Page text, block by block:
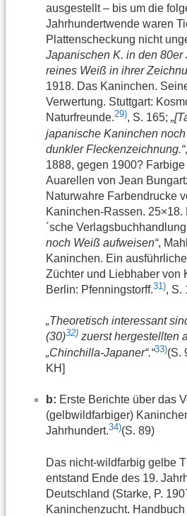
ausgestellt – bis um die
Jahrhundertwende waren
Plattenscheckung nicht
Japanischen K. in den 80er
reines Weiß in ihrer
1918. Das Kaninchen.
Verwertung. Stuttgart:
Naturfreunde.29), S. 165;
japanische Kaninchen
dunkler Fleckenzeichnung.“
1888, gegen 1900?
Auarellen von Jean
Naturwahre Farbendrucke
Kaninchen-Rassen. 25×18.
´sche
noch Weiß aufweisen“,
Kaninchen. Ein
Züchter und Liebhaber von
Berlin: Pfenningstorff.31), S.
„Theoretisch interessant
(30)32) zuerst hergestellten
„Chinchilla-Japaner“.“33)(S.
KH]
b: Erste Berichte über das
(gelbwildfarbiger)
Jahrhundert.34)(S. 89)
Das nicht-wildfarbig gelbe
entstand Ende des 19.
Deutschland (Starke, P.
Kaninchenzucht. Handbuch